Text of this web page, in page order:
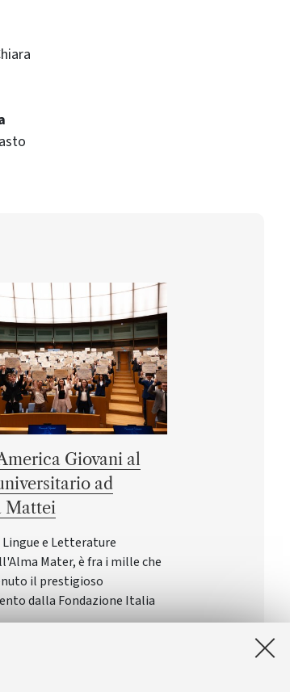
Giovani al
ad
Mattei
e Letterature
Mater, è fra i mille che
il prestigioso
dalla Fondazione Italia